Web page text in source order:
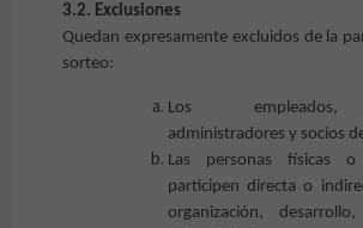
3.2. Exclusiones
Quedan expresamente excluidos de la
sorteo:
Los empleados,
administradores y socios
Las personas físicas
participen directa o
organización,